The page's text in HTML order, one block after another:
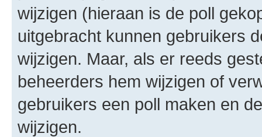
wijzigen (hieraan is de poll
uitgebracht kunnen gebruikers
wijzigen. Maar, als er reeds
beheerders hem wijzigen of
gebruikers een poll maken en
wijzigen.